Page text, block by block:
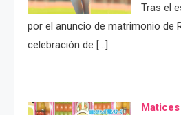
Tras el
por el anuncio de matrimonio de
celebración de […]